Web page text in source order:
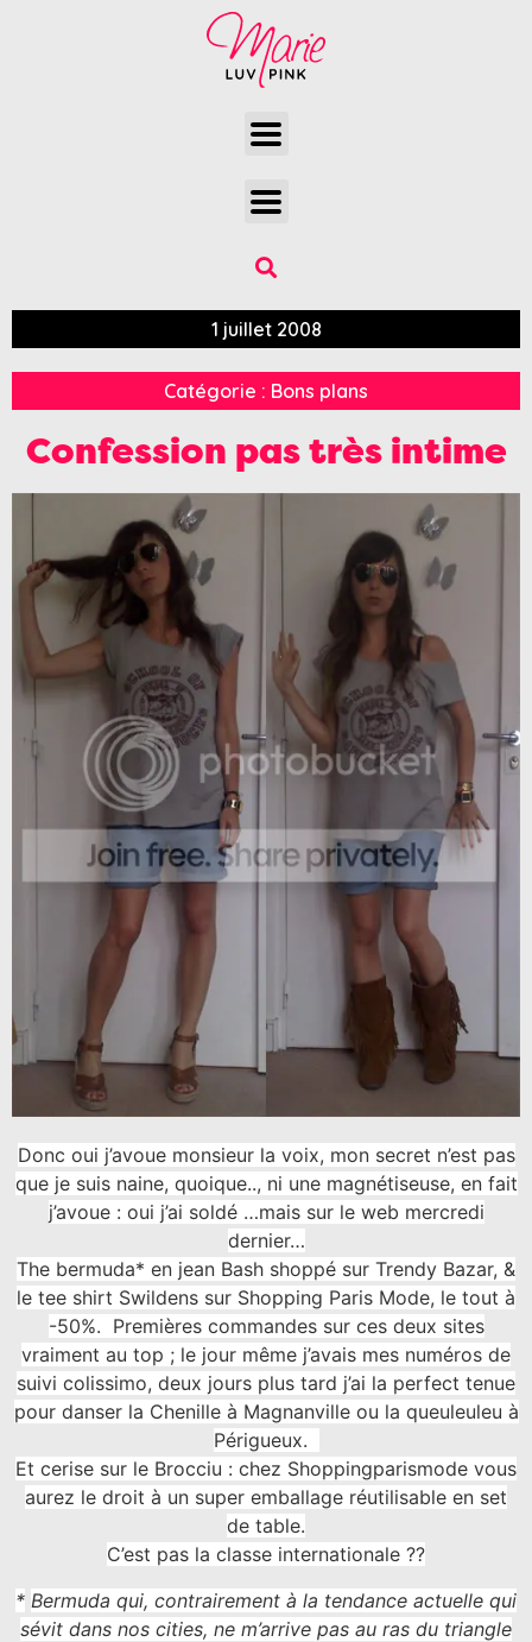
1 juillet 2008
Catégorie : Bons plans
Confession pas très intime
Donc oui j’avoue monsieur la voix, mon secret n’est pas
que je suis naine, quoique.., ni une magnétiseuse, en fait
j’avoue : oui j’ai soldé …mais sur le web mercredi
dernier…
The bermuda* en jean Bash shoppé sur Trendy Bazar, &
le tee shirt Swildens sur Shopping Paris Mode, le tout à
-50%. Premières commandes sur ces deux sites
vraiment au top ; le jour même j’avais mes numéros de
suivi colissimo, deux jours plus tard j’ai la perfect tenue
pour danser la Chenille à Magnanville ou la queuleuleu à
Périgueux.
Et cerise sur le Brocciu : chez Shoppingparismode vous
aurez le droit à un super emballage réutilisable en set
de table.
C’est pas la classe internationale ??
* Bermuda qui, contrairement à la tendance actuelle qui
sévit dans nos cities, ne m’arrive pas au ras du triangle